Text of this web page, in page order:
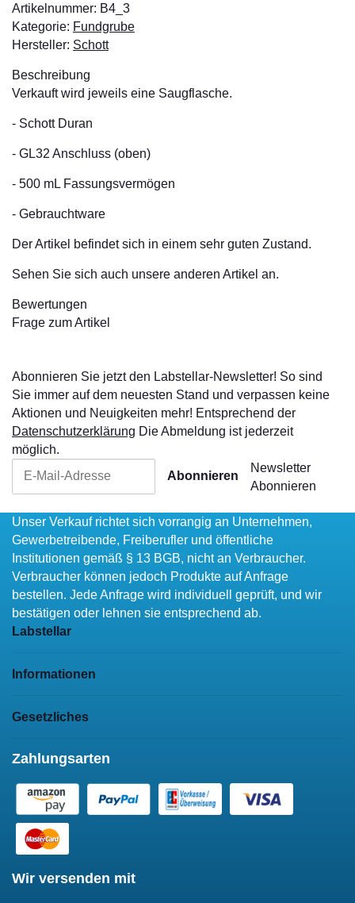
Artikelnummer: B4_3
Kategorie: Fundgrube
Hersteller: Schott
Beschreibung
Verkauft wird jeweils eine Saugflasche.
- Schott Duran
- GL32 Anschluss (oben)
- 500 mL Fassungsvermögen
- Gebrauchtware
Der Artikel befindet sich in einem sehr guten Zustand.
Sehen Sie sich auch unsere anderen Artikel an.
Bewertungen
Frage zum Artikel
Abonnieren Sie jetzt den Labstellar-Newsletter! So sind
Sie immer auf dem neuesten Stand und verpassen keine
Aktionen und Neuigkeiten mehr! Entsprechend der
Datenschutzerklärung Die Abmeldung ist jederzeit
möglich.
Abonnieren
Newsletter
Abonnieren
Unser Verkauf richtet sich vorrangig an Unternehmen,
Gewerbetreibende, Freiberufler und öffentliche
Institutionen gemäß § 13 BGB, nicht an Verbraucher.
Verbraucher können jedoch Produkte auf Anfrage
bestellen. Jede Anfrage wird individuell geprüft, und wir
bestätigen oder lehnen sie entsprechend ab.
Labstellar
Informationen
Gesetzliches
Zahlungsarten
Wir versenden mit